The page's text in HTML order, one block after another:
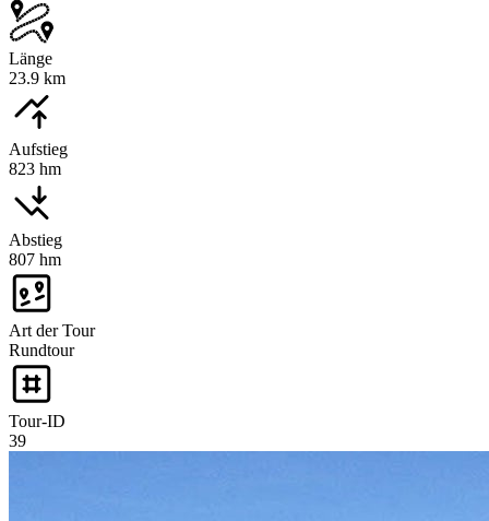
Länge
23.9 km
Aufstieg
823 hm
Abstieg
807 hm
Art der Tour
Rundtour
Tour-ID
39